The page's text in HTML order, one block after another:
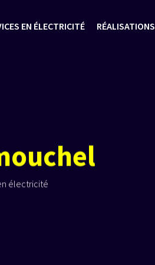
EN ÉLECTRICITÉ RÉALISATIONS
électricité